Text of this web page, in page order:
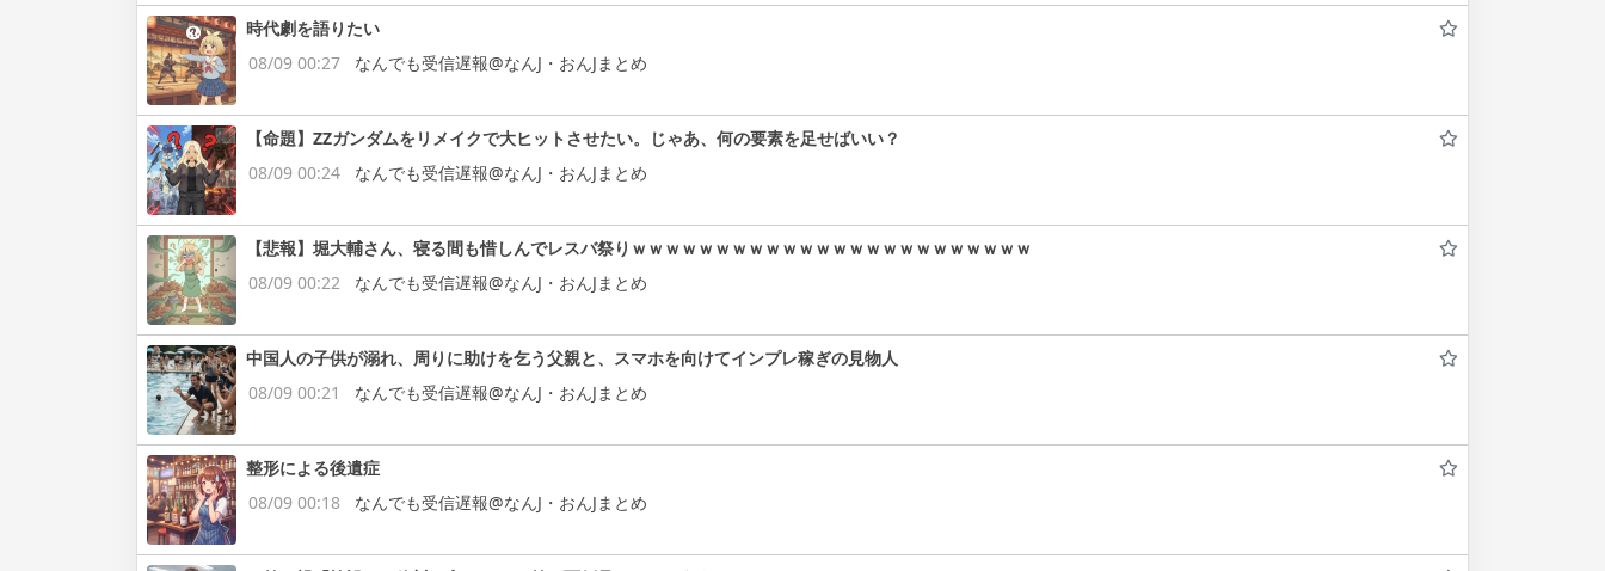
時代劇を語りたい
08/09 00:27
なんでも受信遅報@なんJ・おんJまとめ
【命題】ZZガンダムをリメイクで大ヒットさせたい。じゃあ、何の要素を足せばいい？
08/09 00:24
なんでも受信遅報@なんJ・おんJまとめ
【悲報】堀大輔さん、寝る間も惜しんでレスバ祭りｗｗｗｗｗｗｗｗｗｗｗｗｗｗｗｗｗｗｗｗｗｗｗｗ
08/09 00:22
なんでも受信遅報@なんJ・おんJまとめ
中国人の子供が溺れ、周りに助けを乞う父親と、スマホを向けてインプレ稼ぎの見物人
08/09 00:21
なんでも受信遅報@なんJ・おんJまとめ
整形による後遺症
08/09 00:18
なんでも受信遅報@なんJ・おんJまとめ